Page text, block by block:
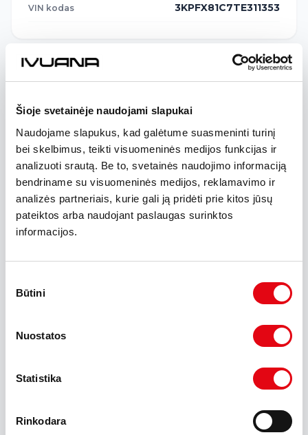
Šioje svetainėje naudojami slapukai
Naudojame slapukus, kad galėtume suasmeninti turinį
bei skelbimus, teikti visuomeninės medijos funkcijas ir
analizuoti srautą. Be to, svetainės naudojimo informaciją
bendriname su visuomeninės medijos, reklamavimo ir
analizės partneriais, kurie gali ją pridėti prie kitos jūsų
pateiktos arba naudojant paslaugas surinktos
informacijos.
pasirinkimas
Būtini
Nuostatos
Statistika
Rinkodara
VIN kodas 3KPFX81C7TE311353
Lizingo skaičiuoklė
Pradinė įmoka:
0% 50%
Laikotarpis:
60 mėn.
1 60
Palūkanų norma (%):
50%
institucijos pasiūlymas ar įsipareigojimas finansuoti
nurodytomis sąlygomis. Dėl individualaus pasiūlymo kreipkitės